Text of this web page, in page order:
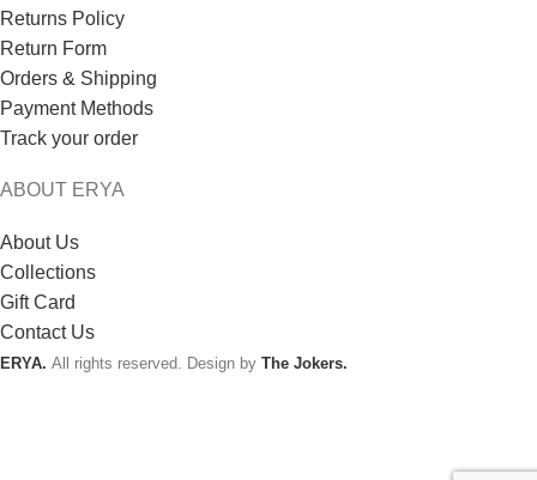
Returns Policy
Return Form
Orders & Shipping
Payment Methods
Track your order
ABOUT ERYA
About Us
Collections
Gift Card
Contact Us
ERYA. All rights reserved. Design by The Jokers.